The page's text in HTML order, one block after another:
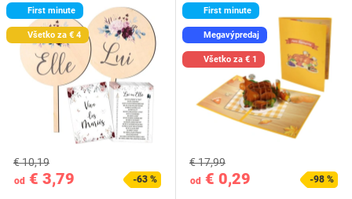
First minute
Všetko za € 4
od € 3,79
€ 10,19
-63 %
First minute
Megavýpredaj
Všetko za € 1
od € 0,29
€ 17,99
-98 %